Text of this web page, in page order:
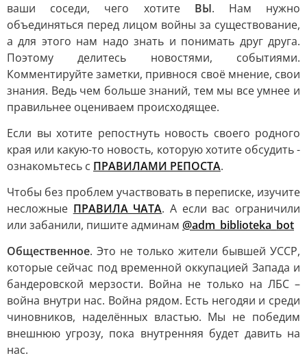
ваши соседи, чего хотите ВЫ. Нам нужно
объединяться перед лицом войны за существование,
а для этого нам надо знать и понимать друг друга.
Поэтому делитесь новостями, событиями.
Комментируйте заметки, привнося своё мнение, свои
знания. Ведь чем больше знаний, тем мы все умнее и
правильнее оцениваем происходящее.
Если вы хотите репостнуть новость своего родного
края или какую-то новость, которую хотите обсудить -
ознакомьтесь с ПРАВИЛАМИ РЕПОСТА.
Чтобы без проблем участвовать в переписке, изучите
несложные ПРАВИЛА ЧАТА. А если вас ограничили
или забанили, пишите админам @adm_biblioteka_bot
Общественное. Это не только жители бывшей УССР,
которые сейчас под временной оккупацией Запада и
бандеровской мерзости. Война не только на ЛБС –
война внутри нас. Война рядом. Есть негодяи и среди
чиновников, наделённых властью. Мы не победим
внешнюю угрозу, пока внутренняя будет давить на
нас.